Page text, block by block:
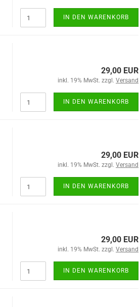
IN DEN WARENKORB
29,00 EUR
inkl. 19% MwSt. zzgl. Versand
IN DEN WARENKORB
29,00 EUR
inkl. 19% MwSt. zzgl. Versand
IN DEN WARENKORB
29,00 EUR
inkl. 19% MwSt. zzgl. Versand
IN DEN WARENKORB